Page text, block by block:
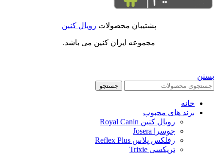
پشتیبان محصولات رویال کنین
مجموعه ایران کنین می باشد.
بستن
جستجو
خانه
برند های محبوب
رویال کنین Royal Canin
جوسرا Josera
رفلکس پلاس Reflex Plus
تریکسی Trixie